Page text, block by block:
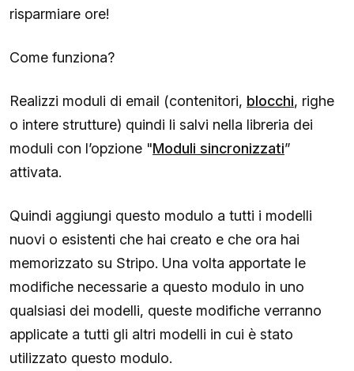
risparmiare ore!
Come funziona?
Realizzi moduli di email (contenitori, blocchi, righe
o intere strutture) quindi li salvi nella libreria dei
moduli con l’opzione "Moduli sincronizzati”
attivata.
Quindi aggiungi questo modulo a tutti i modelli
nuovi o esistenti che hai creato e che ora hai
memorizzato su Stripo. Una volta apportate le
modifiche necessarie a questo modulo in uno
qualsiasi dei modelli, queste modifiche verranno
applicate a tutti gli altri modelli in cui è stato
utilizzato questo modulo.